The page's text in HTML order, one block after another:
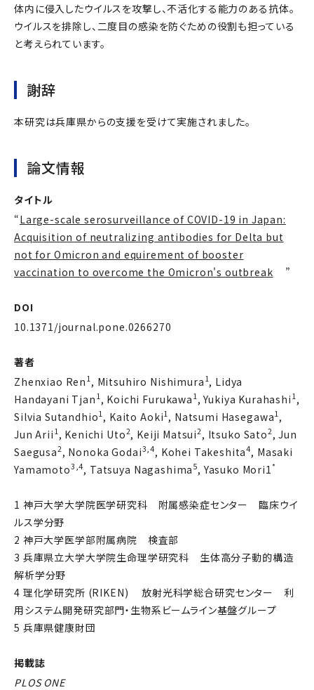
体内に侵入したウイルスを攻撃し、不活化する能力のある抗体。
ウイルスを排除し、二度目の感染を防ぐための役割も担っている
と考えられています。
謝辞
本研究は兵庫県からの支援を受けて実施されました。
論文情報
タイトル
“Large-scale serosurveillance of COVID-19 in Japan:
Acquisition of neutralizing antibodies for Delta but
not for Omicron and equirement of booster
vaccination to overcome the Omicron's outbreak
”
DOI
10.1371/journal.pone.0266270
著者
Zhenxiao Ren 1, Mitsuhiro Nishimura 1, Lidya
Handayani Tjan 1, Koichi Furukawa 1, Yukiya Kurahashi 1,
Silvia Sutandhio1, Kaito Aoki1, Natsumi Hasegawa1,
Jun Arii 1, Kenichi Uto2, Keiji Matsui2, Itsuko Sato2, Jun
Saegusa2, Nonoka Godai3,4, Kohei Takeshita4, Masaki
Yamamoto3,4, Tatsuya Nagashima 5, Yasuko Mori1 *
1 神戸大学大学院医学研究科 附属感染症センター 臨床ウイ
ルス学分野
2 神戸大学医学部附属病院 検査部
3 兵庫県立大学大学院生命理学研究科 生体高分子動的構造
解析学分野
4 理化学研究所 (RIKEN) 放射光科学総合研究センター 利
用システム開発研究部門・生物系ビームライン基盤グループ
5 兵庫県健康財団
掲載誌
PLOS ONE